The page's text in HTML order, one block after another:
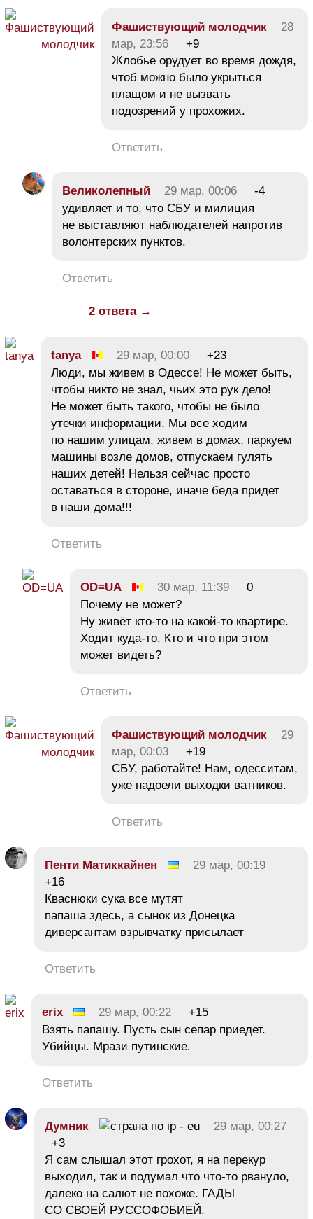
Фашиствующий молодчик
28
мар, 23:56
+9
Жлобье орудует во время дождя,
чтоб можно было укрыться
плащом и не вызвать
подозрений у прохожих.
Ответить
Великолепный 29 мар, 00:06
-4
удивляет и то, что СБУ и милиция
не выставляют наблюдателей напротив
волонтерских пунктов.
Ответить
2 ответа →
tanya 29 мар, 00:00
+23
Люди, мы живем в Одессе! Не может быть,
чтобы никто не знал, чьих это рук дело!
Не может быть такого, чтобы не было
утечки информации. Мы все ходим
по нашим улицам, живем в домах, паркуем
машины возле домов, отпускаем гулять
наших детей! Нельзя сейчас просто
оставаться в стороне, иначе беда придет
в наши дома!!!
Ответить
OD=UA 30 мар, 11:39
0
Почему не может?
Ну живёт кто-то на какой-то квартире.
Ходит куда-то. Кто и что при этом
может видеть?
Ответить
Фашиствующий молодчик
29
мар, 00:03
+19
СБУ, работайте! Нам, одесситам,
уже надоели выходки ватников.
Ответить
Пенти Матиккайнен
29 мар, 00:19
+16
Кваснюки сука все мутят
папаша здесь, а сынок из Донецка
диверсантам взрывчатку присылает
Ответить
erix 29 мар, 00:22
+15
Взять папашу. Пусть сын сепар приедет.
Убийцы. Мрази путинские.
Ответить
Думник
29 мар, 00:27
+3
Я сам слышал этот грохот, я на перекур
выходил, так и подумал что что-то рвануло,
далеко на салют не похоже. ГАДЫ
СО СВОЕЙ РУССОФОБИЕЙ.